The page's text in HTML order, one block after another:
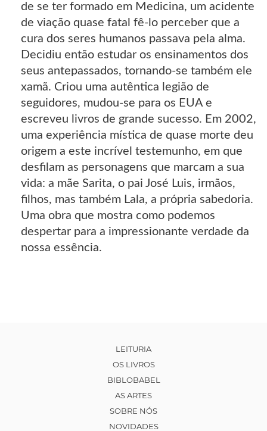
de se ter formado em Medicina, um acidente
de viação quase fatal fê-lo perceber que a
cura dos seres humanos passava pela alma.
Decidiu então estudar os ensinamentos dos
seus antepassados, tornando-se também ele
xamã. Criou uma autêntica legião de
seguidores, mudou-se para os EUA e
escreveu livros de grande sucesso. Em 2002,
uma experiência mística de quase morte deu
origem a este incrível testemunho, em que
desfilam as personagens que marcam a sua
vida: a mãe Sarita, o pai José Luis, irmãos,
filhos, mas também Lala, a própria sabedoria.
Uma obra que mostra como podemos
despertar para a impressionante verdade da
nossa essência.
LEITURIA
OS LIVROS
BIBLOBABEL
AS ARTES
SOBRE NÓS
NOVIDADES